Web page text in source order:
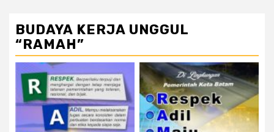
BUDAYA KERJA UNGGUL
“RAMAH”